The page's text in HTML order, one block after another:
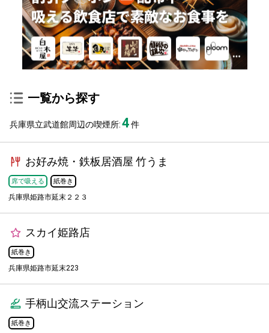
一覧から探す
兵庫県立武道館周辺の喫煙所:4件
お好み焼・鉄板居酒屋 竹うま
席で吸える 紙巻き
兵庫県姫路市延末２２３
スカイ姫路店
紙巻き
兵庫県姫路市延末223
手柄山交流ステーション
紙巻き